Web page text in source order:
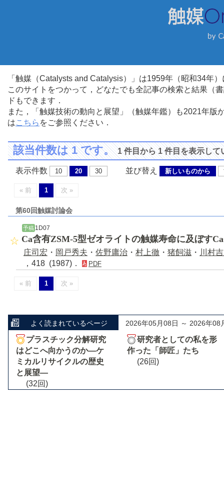
「触媒（Catalysts and Catalysis）」は1959年（昭和34年
このサイトをつかって，どなたでも全記事の検索と結果（
ドもできます．
また，「触媒技術の動向と展望」（触媒年鑑）も2021年
はこちら をご参照ください．
該当件数は 1 です。1 件目から 1 件目を表示して
表示件数 10 20 30 並び替え 新しいものから
« 前 1 次 »
第60回触媒討論会
予稿 1D07
Ca含有ZSM-5型ゼオライトの触媒寿命に及ぼす
庄司宏 ・ 岡戸秀夫 ・ 佐野庸治 ・ 村上徹 ・ 猪飼滋 ・ 川村
，418 (1987)．
PDF
« 前 1 次 »
よく読まれているページ 2026年05月08日 ～ 2026年08
プラスチック分解研究
はどこへ向かうのか―ケ
ミカルリサイクルの歴史
と展望―
(32回)
研究者としての私を形
作った「師匠」たち
(26回)